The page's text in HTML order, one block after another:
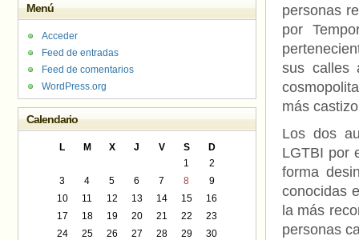
personas
por
sus calles
más
Los dos
LGTBI por
forma
conocidas
la más
personas
Menú
Acceder
Feed de entradas
Feed de comentarios
WordPress.org
Calendario
L M X J V S
D
1
2
3
4 5 6 7 8
9
10
11 12 13 14 15
16
17
18 19 20 21 22
23
24
25 26 27 28 29
30